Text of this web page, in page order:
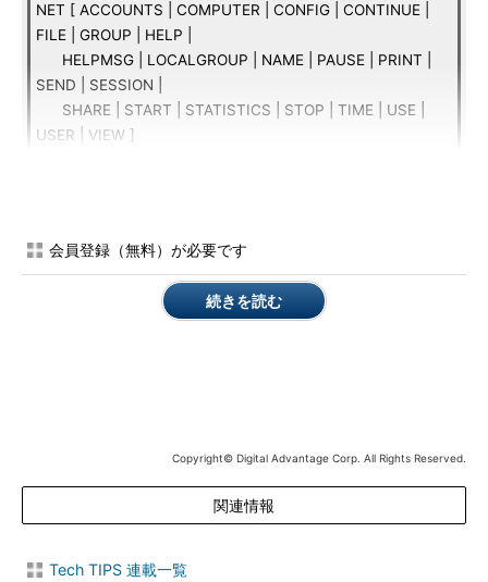
NET [ ACCOUNTS | COMPUTER | CONFIG | CONTINUE |
FILE | GROUP | HELP |
HELPMSG | LOCALGROUP | NAME | PAUSE | PRINT |
SEND | SESSION |
SHARE | START | STATISTICS | STOP | TIME | USE |
USER | VIEW ]
こなすためには、目的に応じてどのサブコマンドを使うべきかが
なコマンド名はともかく（必要ならばこのようにヘルプ・メッセ
ージを表示させればよいので、正確なコマンド名やパラメータ名
共有リソースの使用／解除。net shareされたネットワーク上の
net share
共有リソースの公開／公開停止。ローカルのリソースを公開し
会員登録（無料）が必要です
続きを読む
Copyright© Digital Advantage Corp. All Rights Reserved.
関連情報
Tech TIPS 連載一覧